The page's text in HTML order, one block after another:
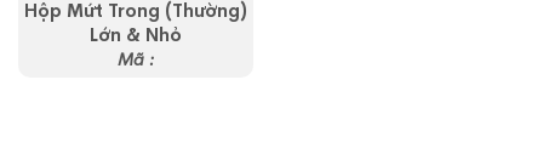
Hộp Mứt Trong (Thường)
Lớn & Nhỏ
Mã :